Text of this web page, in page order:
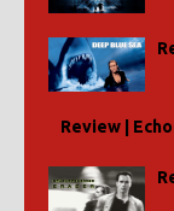
Review |